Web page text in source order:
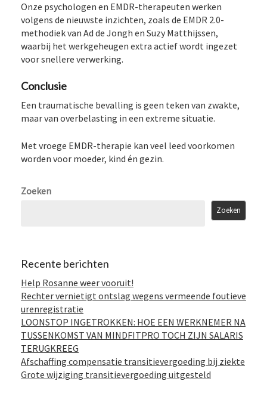
Onze psychologen en EMDR-therapeuten werken
volgens de nieuwste inzichten, zoals de EMDR 2.0-
methodiek van Ad de Jongh en Suzy Matthijssen,
waarbij het werkgeheugen extra actief wordt ingezet
voor snellere verwerking.
Conclusie
Een traumatische bevalling is geen teken van zwakte,
maar van overbelasting in een extreme situatie.
Met vroege EMDR-therapie kan veel leed voorkomen
worden voor moeder, kind én gezin.
Zoeken
Zoeken
Recente berichten
Help Rosanne weer vooruit!
Rechter vernietigt ontslag wegens vermeende foutieve
urenregistratie
LOONSTOP INGETROKKEN: HOE EEN WERKNEMER NA
TUSSENKOMST VAN MINDFITPRO TOCH ZIJN SALARIS
TERUGKREEG
Afschaffing compensatie transitievergoeding bij ziekte
Grote wijziging transitievergoeding uitgesteld